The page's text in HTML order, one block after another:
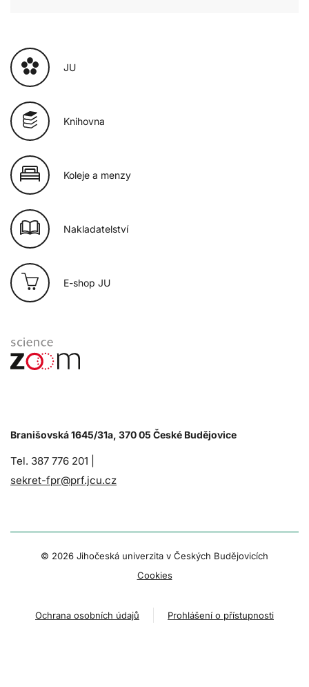
JU
Knihovna
Koleje a menzy
Nakladatelství
E-shop JU
Branišovská 1645/31a, 370 05 České Budějovice
Tel. 387 776 201 |
sekret-fpr@prf.jcu.cz
© 2026 Jihočeská univerzita v Českých Budějovicích
Cookies
Ochrana osobních údajů Prohlášení o přístupnosti